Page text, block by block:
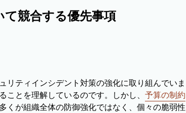
競合する優先事項
リティインシデント対策の強化に取り組んでいま
とを理解しているのです。しかし、 予算の制約
くが組織全体の防御強化ではなく、個々の脆弱性